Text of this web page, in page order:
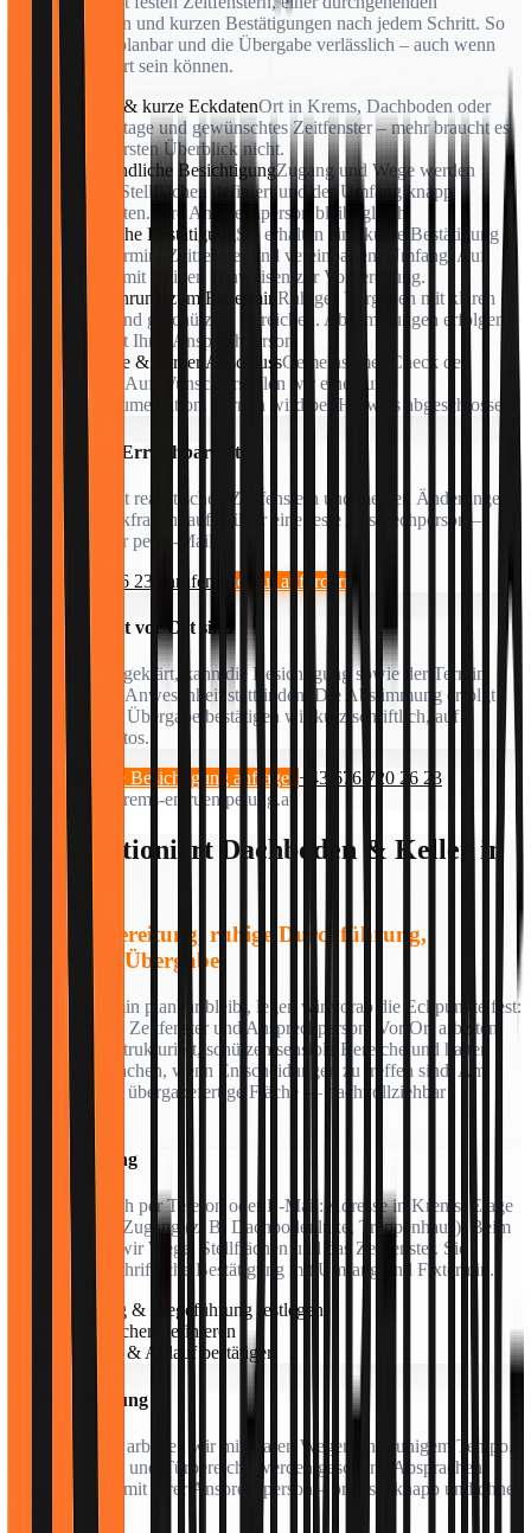
Ansprechperson und kurzen Bestätigungen nach jedem Schritt. So
bleibt der Tag planbar und die Übergabe verlässlich – auch wenn
Sie nicht vor Ort sein können.
Anfrage & kurze EckdatenOrt in Krems, Dachboden oder
Keller, Etage und gewünschtes Zeitfenster – mehr braucht es
für den ersten Überblick nicht.
Unverbindliche BesichtigungZugang und Wege werden
geprüft, Stellflächen definiert und der Umfang knapp
festgehalten. Ihre Ansprechperson bleibt gleich.
Schriftliche Bestätigung Sie erhalten eine kurze Bestätigung
mit Fixtermin, Zeitfenster und vereinbartem Umfang. Auf
Wunsch mit kleinen Hinweisen zur Vorbereitung.
Durchführung zum Fixtermin Ruhiges Vorgehen mit klaren
Wegen und geschützten Bereichen. Abstimmungen erfolgen
direkt mit Ihrer Ansprechperson.
Übergabe & kurzer AbschlussGemeinsamer Check der
Flächen. Auf Wunsch erstellen wir eine kurze
Fotodokumentation. Termin wird per Hinweis abgeschlossen.
Zeitfenster & Erreichbarkeit
Wir arbeiten mit realistischen Zeitfenstern und melden Änderungen
frühzeitig. Rückfragen laufen über eine feste Ansprechperson –
telefonisch oder per E-Mail.
+43 676 720 26 23 anrufen
Rückruf anfordern
Wenn Sie nicht vor Ort sind
Ist der Zugang geklärt, kann die Besichtigung sowie der Termin
auch ohne Ihre Anwesenheit stattfinden. Die Abstimmung erfolgt
telefonisch; die Übergabe bestätigen wir kurz schriftlich, auf
Wunsch mit Fotos.
Unverbindliche Besichtigung anfragen+43 676 720 26 23
info@krems-entruempelung.at
Wie funktioniert Dachboden & Keller in
Krems?
Klare Vorbereitung, ruhige Durchführung,
verlässliche Übergabe
Damit Ihr Termin planbar bleibt, legen wir vorab die Eckpunkte fest:
Zugang, Wege, Zeitfenster und Ansprechperson. Vor Ort arbeiten
wir ruhig und strukturiert, schützen sensible Bereiche und halten
kurze Rücksprachen, wenn Entscheidungen zu treffen sind. Am
Ende folgt eine übergabefertige Fläche — nachvollziehbar
dokumentiert.
1) Vorbereitung
Kurzer Abgleich per Telefon oder E-Mail: Adresse in Krems, Etage
und möglicher Zugang (z. B. Dachbodenluke, Treppenhaus). Beim
Termin klären wir Wege, Stellflächen und das Zeitfenster. Sie
erhalten eine schriftliche Bestätigung mit Umfang und Fixtermin.
• Zugang & Wegeführung festlegen
• Stellflächen definieren
• Termin & Ablauf bestätigen
2) Durchführung
Zum Fixtermin arbeiten wir mit klaren Wegen und ruhigem Tempo.
Böden, Stiegen und Türbereiche werden geschont. Absprachen
erfolgen direkt mit Ihrer Ansprechperson – präzise, knapp und ohne
Umwege.